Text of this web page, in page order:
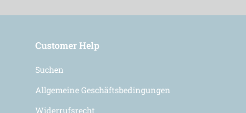
Customer Help
Suchen
Allgemeine Geschäftsbedingungen
Widerrufsrecht